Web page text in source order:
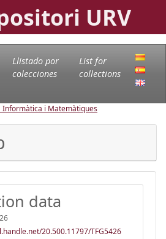
URV
Llistado por
colecciones
List for
collections
Informàtica i Matemàtiques
data
20.500.11797/TFG5426